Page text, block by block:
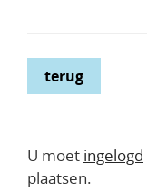
terug
U moet ingelogd
plaatsen.